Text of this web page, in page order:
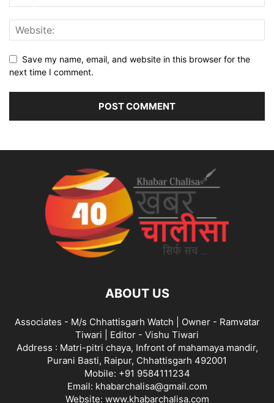
Save my name, email, and website in this browser for the
next time I comment.
ABOUT US
Associates - M/s Chhattisgarh Watch | Owner - Ramvatar
Tiwari | Editor - Vishu Tiwari
Address : Matri-pitri chaya, Infront of mahamaya mandir,
Purani Basti, Raipur, Chhattisgarh 492001
Mobile: +91 9584111234
Email: khabarchalisa@gmail.com
Website: www.khabarchalisa.com